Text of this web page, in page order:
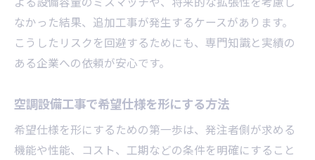
なかった結果、追加工事が発生するケースがあります。
こうしたリスクを回避するためにも、専門知識と実績の
ある企業への依頼が安心です。
空調設備工事で希望仕様を形にする方法
希望仕様を形にするための第一歩は、発注者側が求める
機能や性能、コスト、工期などの条件を明確にすること